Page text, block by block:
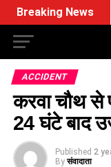
Breaking News
Prediction
ACCIDENT
करवा चौथ से
24 घंटे बाद
Published 2
By संवादाता